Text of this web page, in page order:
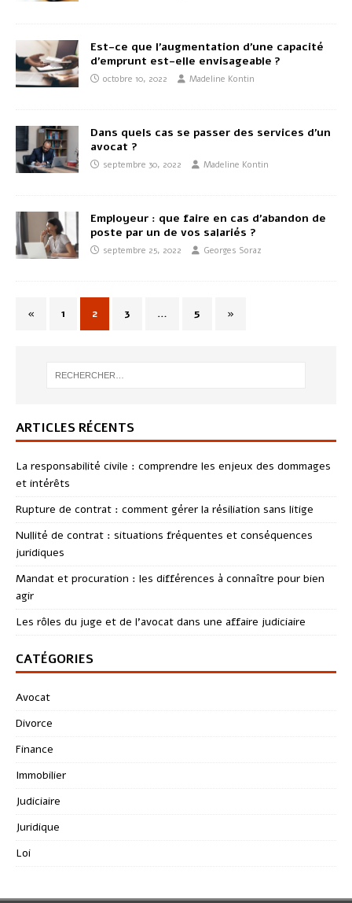
Est-ce que l’augmentation d’une capacité
d’emprunt est-elle envisageable ?
octobre 10, 2022 Madeline Kontin
Dans quels cas se passer des services d’un
avocat ?
septembre 30, 2022 Madeline Kontin
Employeur : que faire en cas d’abandon de
poste par un de vos salariés ?
septembre 25, 2022 Georges Soraz
« 1 2 3 … 5 »
ARTICLES RÉCENTS
La responsabilité civile : comprendre les enjeux des dommages
et intérêts
Rupture de contrat : comment gérer la résiliation sans litige
Nullité de contrat : situations fréquentes et conséquences
juridiques
Mandat et procuration : les différences à connaître pour bien
agir
Les rôles du juge et de l’avocat dans une affaire judiciaire
CATÉGORIES
Avocat
Divorce
Finance
Immobilier
Judiciaire
Juridique
Loi